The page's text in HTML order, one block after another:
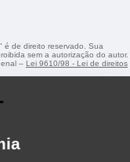
" é de direito reservado. Sua
sem a autorização do autor.
– Lei 9610/98 - Lei de direitos